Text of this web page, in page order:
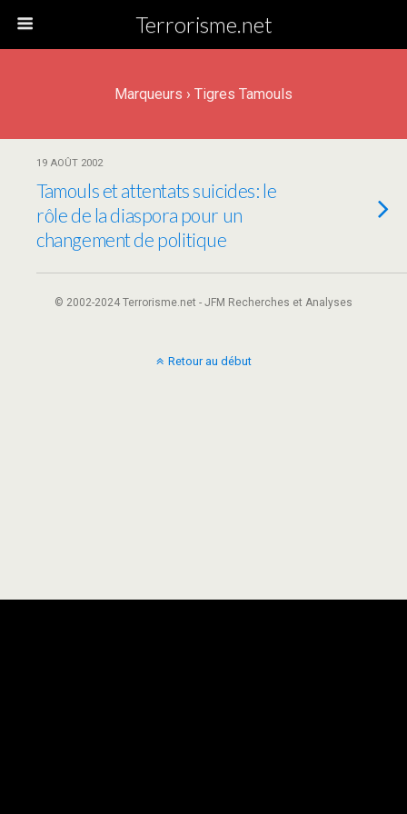
Terrorisme.net
Marqueurs › Tigres Tamouls
19 AOÛT 2002
Tamouls et attentats suicides: le
rôle de la diaspora pour un
changement de politique
© 2002-2024 Terrorisme.net - JFM Recherches et Analyses
Retour au début